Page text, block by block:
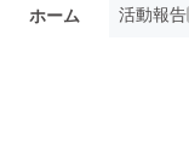
ホーム 活動報告